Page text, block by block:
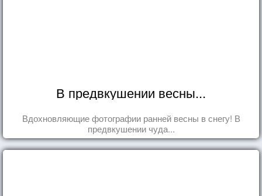
В предвкушении весны...
Вдохновляющие фотографии ранней весны в снегу! В
предвкушении чуда...